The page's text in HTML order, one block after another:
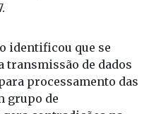
identificou que se
transmissão de dados
processamento das
grupo de